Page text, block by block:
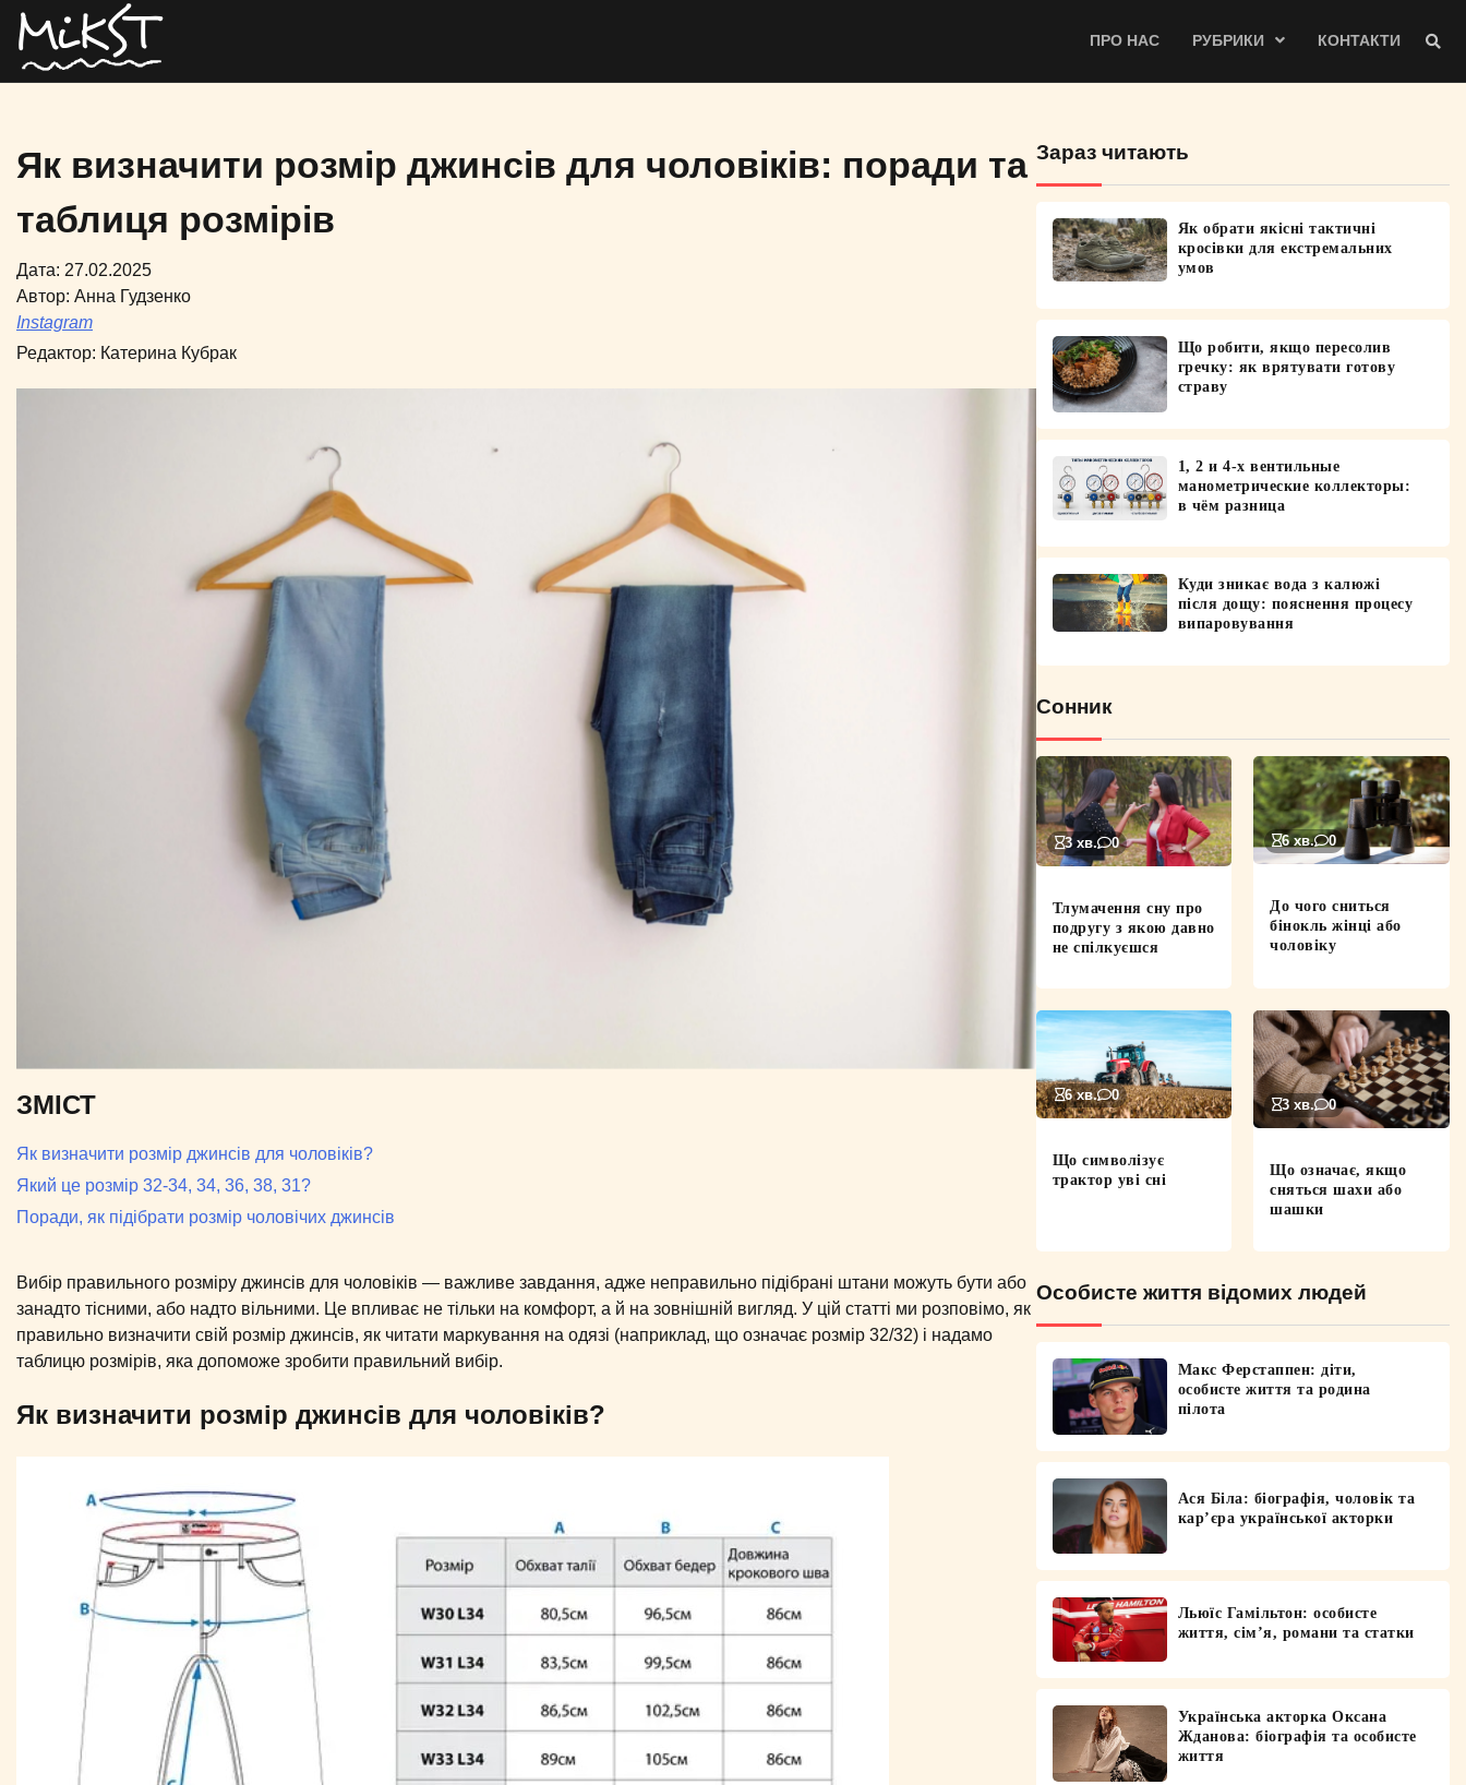
ПРО НАС РУБРИКИ КОНТАКТИ
Як визначити розмір джинсів для чоловіків: поради та
таблиця розмірів
Дата: 27.02.2025
Автор: Анна Гудзенко
Instagram
Редактор: Катерина Кубрак
ЗМІСТ
Як визначити розмір джинсів для чоловіків?
Який це розмір 32-34, 34, 36, 38, 31?
Поради, як підібрати розмір чоловічих джинсів
Вибір правильного розміру джинсів для чоловіків — важливе завдання, адже неправильно підібрані штани можуть бути або
занадто тісними, або надто вільними. Це впливає не тільки на комфорт, а й на зовнішній вигляд. У цій статті ми розповімо, як
правильно визначити свій розмір джинсів, як читати маркування на одязі (наприклад, що означає розмір 32/32) і надамо
таблицю розмірів, яка допоможе зробити правильний вибір.
Як визначити розмір джинсів для чоловіків?
Зараз читають
Як обрати якісні тактичні
кросівки для екстремальних
умов
Що робити, якщо пересолив
гречку: як врятувати готову
страву
1, 2 и 4-х вентильные
манометрические коллекторы:
в чём разница
Куди зникає вода з калюжі
після дощу: пояснення процесу
випаровування
Сонник
3 хв. 0
Тлумачення сну про
подругу з якою давно
не спілкуєшся
6 хв. 0
До чого сниться
бінокль жінці або
чоловіку
6 хв. 0
Що символізує
трактор уві сні
3 хв. 0
Що означає, якщо
сняться шахи або
шашки
Особисте життя відомих людей
Макс Ферстаппен: діти,
особисте життя та родина
пілота
Ася Біла: біографія, чоловік та
кар’єра української акторки
Льюїс Гамільтон: особисте
життя, сім’я, романи та статки
Українська акторка Оксана
Жданова: біографія та особисте
життя